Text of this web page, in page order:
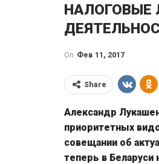
НАЛОГОВЫЕ
On Фев 11, 2017
Share
Александр
приоритетных
совещании об
теперь в